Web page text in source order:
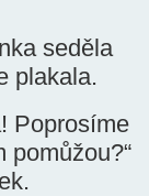
seděla
plakala.
Poprosíme
pomůžou?“